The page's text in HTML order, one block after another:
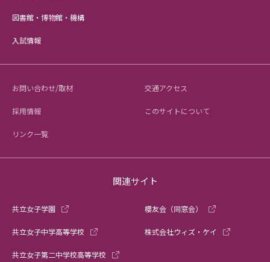
図書館・博物館・機構
入試情報
お問い合わせ/取材 交通アクセス
採用情報 このサイトについて
リンク一覧
関連サイト
共立女子学園
共立女子中学高等学校
共立女子第二中学校高等学校
櫻友会（同窓会）
株式会社ウィズ・ケイ